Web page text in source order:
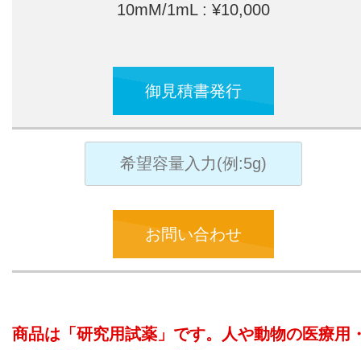
10mM/1mL : ¥10,000
御見積書発行
お問い合わせ
商品は「研究用試薬」です。人や動物の医療用